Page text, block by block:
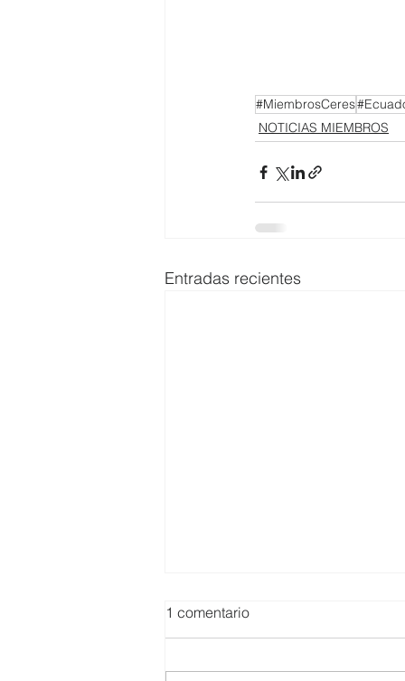
#MiembrosCeres
NOTICIAS MIEMBROS
Entradas recientes
1 comentario